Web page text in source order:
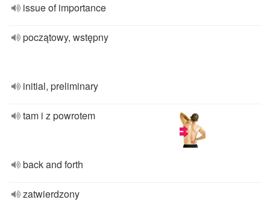
issue of importance
początowy, wstępny
initial, preliminary
tam i z powrotem
back and forth
zatwierdzony